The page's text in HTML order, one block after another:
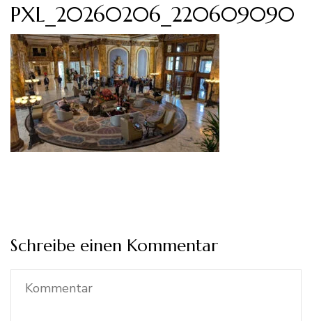
PXL_20260206_220609090
Schreibe einen Kommentar